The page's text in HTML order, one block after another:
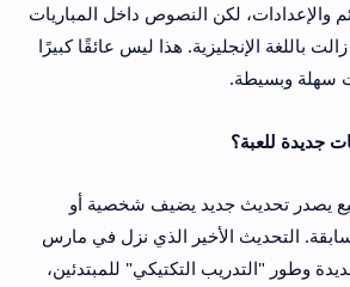
والإعدادات، لكن النصوص داخل المباريات
باللغة الإنجليزية. هذا ليس عائقًا كبيرًا
سهلة وبسيطة.
3 إلى 4 أسابيع يصدر تحديث جديد يضيف شخصية أو
التحديث الأخير الذي نزل في مارس
وطور "التدريب التكتيكي" للمبتدئين،